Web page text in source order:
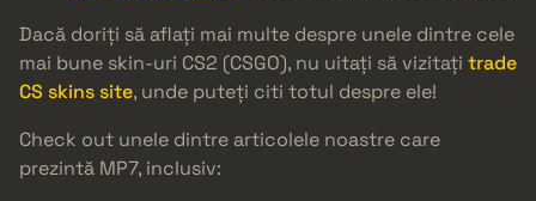
Dacă doriți să aflați mai multe despre unele dintre cele
mai bune skin-uri CS2 (CSGO), nu uitați să vizitați trade
CS skins site, unde puteți citi totul despre ele!
Check out unele dintre articolele noastre care
prezintă MP7, inclusiv: